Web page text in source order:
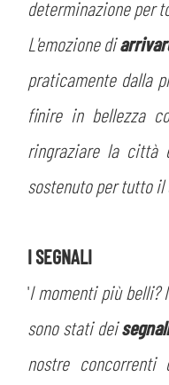
determinazione per
L'emozione di
praticamente dalla
finire in bellezza
ringraziare la
sostenuto per tutto
I SEGNALI
'I momenti più belli?
sono stati dei
nostre